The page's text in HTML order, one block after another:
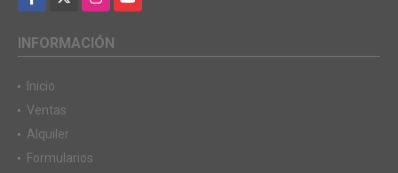
INFORMACIÓN
Inicio
Ventas
Alquiler
Formularios